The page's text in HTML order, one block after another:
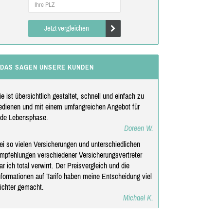
Jetzt vergleichen
DAS SAGEN UNSERE KUNDEN
ist übersichtlich gestaltet, schnell und einfach zu
und mit einem umfangreichen Angebot für
Lebensphase.
Doreen W.
so vielen Versicherungen und unterschiedlichen
verschiedener Versicherungsvertreter
ich total verwirrt. Der Preisvergleich und die
auf Tarifo haben meine Entscheidung viel
gemacht.
Michael K.